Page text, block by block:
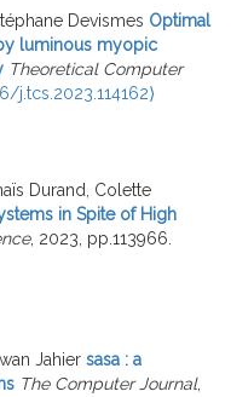
Devismes Optimal
luminous myopic
Theoretical Computer
j.tcs.2023.114162⟩
Durand, Colette
in Spite of High
, 2023, pp.113966.
Jahier sasa : a
The Computer Journal,